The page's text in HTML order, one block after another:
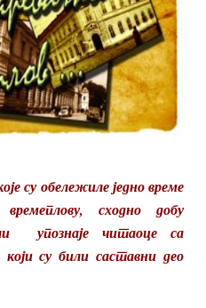
су обележиле једно време
сходно добу
упознаје читаоце са
су били саставни део